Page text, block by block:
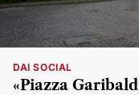
DAI SOCIAL
«Piazza